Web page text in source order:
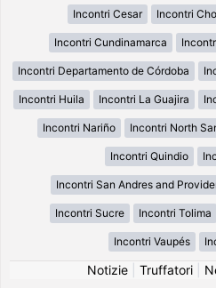
Incontri Cesar Incontri
Incontri Cundinamarca
Incontri Departamento de Córdoba
Incontri Huila Incontri La Guajira
Incontri Nariño Incontri North
Incontri Quindio
Incontri San Andres and
Incontri Sucre Incontri Tolima
Incontri Vaupés
Notizie| Truffatori|